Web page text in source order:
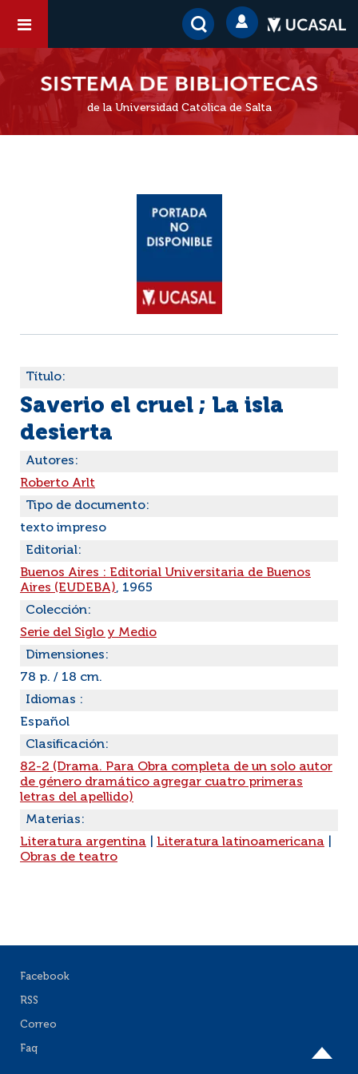
de la Universidad Católica de Salta
Título:
Saverio el cruel ; La isla
desierta
Autores:
Roberto Arlt
Tipo de documento:
texto impreso
Editorial:
Buenos Aires : Editorial Universitaria de Buenos
Aires (EUDEBA), 1965
Colección:
Serie del Siglo y Medio
Dimensiones:
78 p. / 18 cm.
Idiomas :
Español
Clasificación:
82-2 (Drama. Para Obra completa de un solo autor
de género dramático agregar cuatro primeras
letras del apellido)
Materias:
Literatura argentina
Literatura latinoamericana
Obras de teatro
Facebook
RSS
Correo
Faq